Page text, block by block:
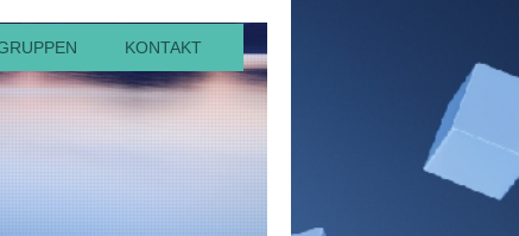
KONTAKT